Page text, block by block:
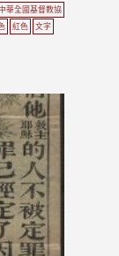
華全國基督教協
紅色 文字